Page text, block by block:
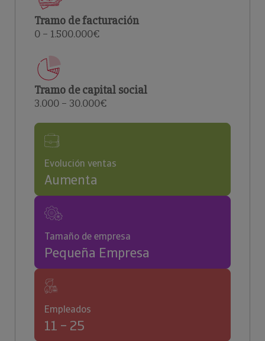
Tramo de facturación
0 – 1.500.000€
Tramo de capital social
3.000 – 30.000€
Evolución ventas
Aumenta
Tamaño de empresa
Pequeña Empresa
Empleados
11 – 25